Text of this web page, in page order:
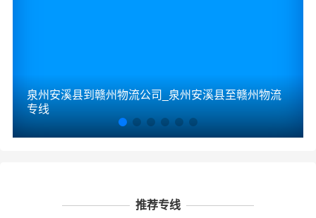
泉州安溪县到赣州物流公司_泉州安溪县至赣州物流
专线
推荐专线